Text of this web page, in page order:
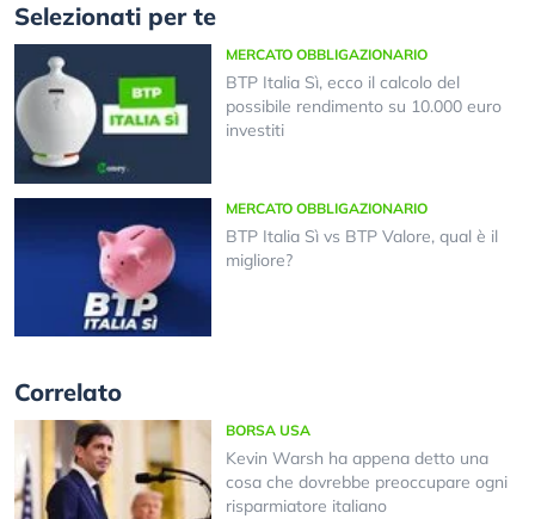
Selezionati per te
MERCATO OBBLIGAZIONARIO
BTP Italia Sì, ecco il calcolo del
possibile rendimento su 10.000 euro
investiti
MERCATO OBBLIGAZIONARIO
BTP Italia Sì vs BTP Valore, qual è il
migliore?
Correlato
BORSA USA
Kevin Warsh ha appena detto una
cosa che dovrebbe preoccupare ogni
risparmiatore italiano